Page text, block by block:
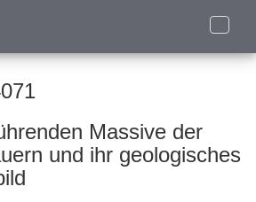
Toggle
Massive der
und ihr geologisches